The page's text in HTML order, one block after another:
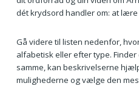
dét krydsord handler om: at lære
Gå videre til listen nedenfor,
alfabetisk eller efter type.
samme, kan beskrivelserne
mulighederne og vælge den